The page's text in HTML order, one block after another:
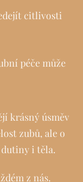
citlivosti
péče může
krásný úsměv
zubů, ale o
i těla.
z nás.